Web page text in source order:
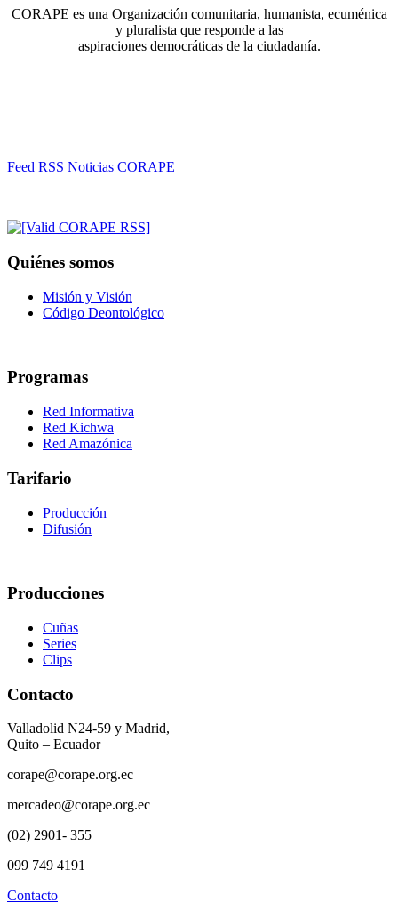
CORAPE es una Organización comunitaria, humanista, ecuménica
y pluralista que responde a las
aspiraciones democráticas de la ciudadanía.
Feed RSS Noticias CORAPE
Quiénes somos
Misión y Visión
Código Deontológico
Programas
Red Informativa
Red Kichwa
Red Amazónica
Tarifario
Producción
Difusión
Producciones
Cuñas
Series
Clips
Contacto
Valladolid N24-59 y Madrid,
Quito – Ecuador
corape@corape.org.ec
mercadeo@corape.org.ec
(02) 2901- 355
099 749 4191
Contacto